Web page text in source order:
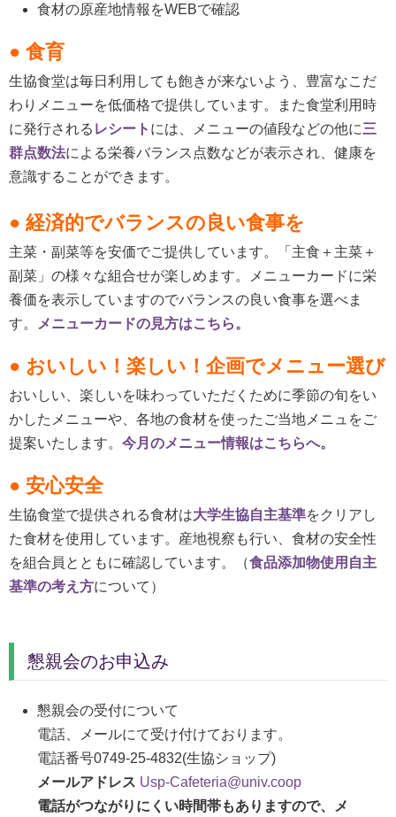
食材の原産地情報をWEBで確認
● 食育
生協食堂は毎日利用しても飽きが来ないよう、豊富なこだ
わりメニューを低価格で提供しています。また食堂利用時
に発行される レシート には、メニューの値段などの他に三
群点数法による栄養バランス点数などが表示され、健康を
意識することができます。
● 経済的でバランスの良い食事を
主菜・副菜等を安価でご提供しています。「主食＋主菜＋
副菜」の様々な組合せが楽しめます。メニューカードに栄
養価を表示していますのでバランスの良い食事を選べま
す。
メニューカードの見方はこちら。
● おいしい！楽しい！企画でメニュー選び
おいしい、楽しいを味わっていただくために季節の旬をい
かしたメニューや、各地の食材を使ったご当地メニュをご
提案いたします。 今月のメニュー情報はこちらへ。
● 安心安全
生協食堂で提供される食材は大学生協自主基準をクリアし
た食材を使用しています。産地視察も行い、食材の安全性
を組合員とともに確認しています。（食品添加物使用自主
基準の考え方について）
懇親会のお申込み
懇親会の受付について
電話、メールにて受け付けております。
電話番号0749-25-4832(生協ショップ)
メールアドレス Usp-Cafeteria@univ.coop
電話がつながりにくい時間帯もありますので、メ